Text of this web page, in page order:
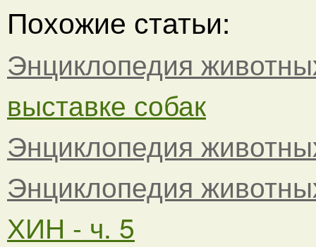
Похожие статьи:
Энциклопедия
выставке собак
Энциклопедия
Энциклопедия
ХИН - ч. 5